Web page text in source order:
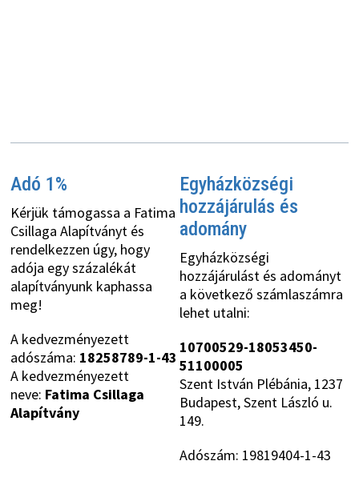
Adó 1%
Kérjük támogassa a Fatima
Csillaga Alapítványt és
rendelkezzen úgy, hogy
adója egy százalékát
alapítványunk kaphassa
meg!
A kedvezményezett
adószáma: 18258789-1-43
A kedvezményezett
neve: Fatima Csillaga
Alapítvány
Egyházközségi
hozzájárulás és
adomány
Egyházközségi
hozzájárulást és adományt
a következő számlaszámra
lehet utalni:
10700529-18053450-
51100005
Szent István Plébánia, 1237
Budapest, Szent László u.
149.
Adószám: 19819404-1-43